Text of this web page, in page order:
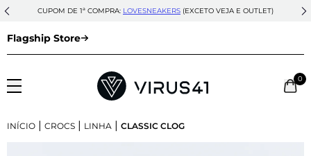
CUPOM DE 1ª COMPRA: LOVESNEAKERS (EXCETO VEJA E OUTLET)
Flagship Store
0
INÍCIO | CROCS | LINHA | CLASSIC CLOG